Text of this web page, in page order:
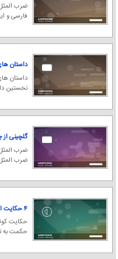
ضرب
فارسی و
داستان
داستان
نخستین
گلچینی
ضرب
ضرب
۴ حکایت از کلیله و دمنه
حکایت
حکمت به